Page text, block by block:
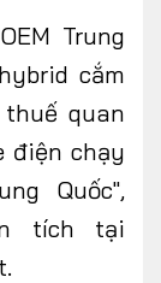
Trung
cắm
quan
điện chạy
Quốc",
tích tại